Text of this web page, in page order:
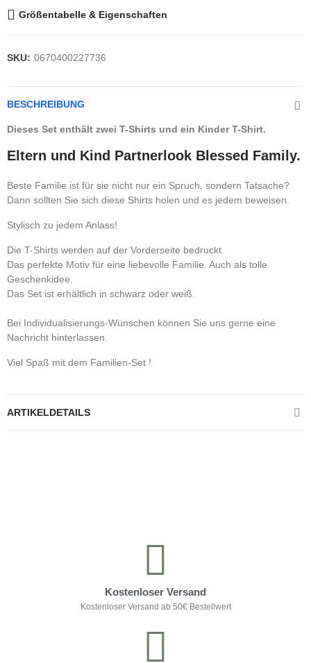
Größentabelle & Eigenschaften
SKU: 0670400227736
BESCHREIBUNG
Dieses Set enthält zwei T-Shirts und ein Kinder T-Shirt.
Eltern und Kind Partnerlook Blessed Family.
Beste Familie ist für sie nicht nur ein Spruch, sondern Tatsache?
Dann sollten Sie sich diese Shirts holen und es jedem beweisen.
Stylisch zu jedem Anlass!
Die T-Shirts werden auf der Vorderseite bedruckt.
Das perfekte Motiv für eine liebevolle Familie. Auch als tolle
Geschenkidee.
Das Set ist erhältlich in schwarz oder weiß.
Bei Individualisierungs-Wünschen können Sie uns gerne eine
Nachricht hinterlassen.
Viel Spaß mit dem Familien-Set !
ARTIKELDETAILS
Kostenloser Versand
Kostenloser Versand ab 50€ Bestellwert